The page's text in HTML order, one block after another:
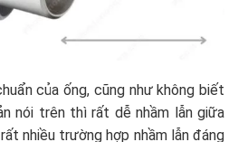
của ống, cũng như không biết
nói trên thì rất dễ nhầm lẫn giữa
nhiều trường hợp nhầm lẫn đáng